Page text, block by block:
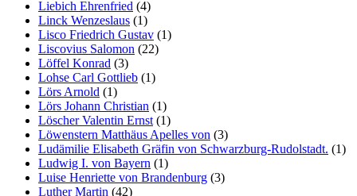
Liebich Ehrenfried (4)
Linck Wenzeslaus (1)
Lisco Friedrich Gustav (1)
Liscovius Salomon (22)
Löffel Konrad (3)
Lohse Carl Gottlieb (1)
Lörs Arnold (1)
Lörs Johann Christian (1)
Löscher Valentin Ernst (1)
Löwenstern Matthäus Apelles von (3)
Ludämilie Elisabeth Gräfin von Schwarzburg-Rudolstadt. (1)
Ludwig I. von Bayern (1)
Luise Henriette von Brandenburg (3)
Luther Martin (42)